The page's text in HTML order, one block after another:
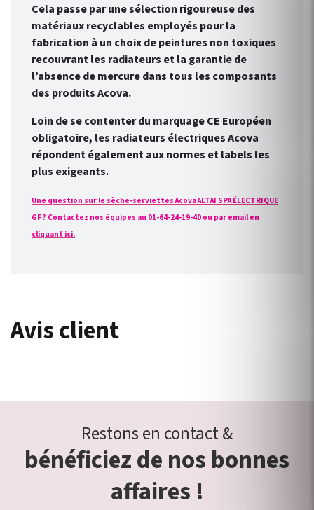
Cela passe par une sélection rigoureuse des
matériaux recyclables employés pour la
fabrication à un choix de peintures non toxiques
recouvrant les radiateurs et la garantie de
l’absence de mercure dans tous les composants
des produits Acova.
Loin de se contenter du marquage CE Européen
obligatoire, les radiateurs électriques Acova
répondent également aux normes et labels les
plus exigeants.
Une question sur le sèche-serviettes Acova ALTAI SPA ÉLECTRIQUE
GF ? Contactez nos équipes au 01-64-24-19-40 ou par email en
cliquant ici.
Avis client
Restons en contact &
bénéficiez de nos bonnes
affaires !